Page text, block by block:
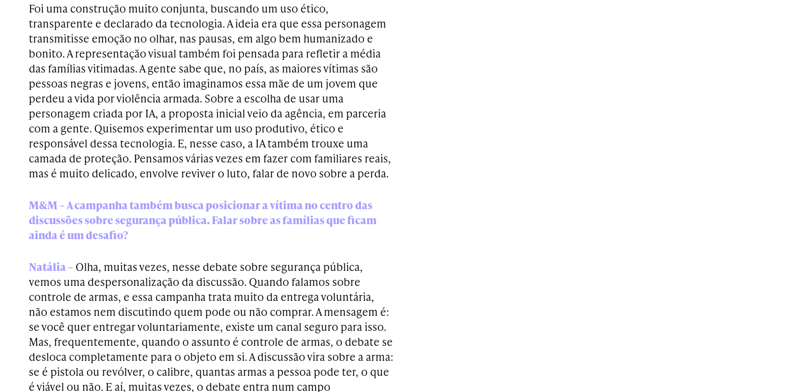
Foi uma construção muito conjunta, buscando um uso ético,
transparente e declarado da tecnologia. A ideia era que essa personagem
transmitisse emoção no olhar, nas pausas, em algo bem humanizado e
bonito. A representação visual também foi pensada para refletir a média
das famílias vitimadas. A gente sabe que, no país, as maiores vítimas são
pessoas negras e jovens, então imaginamos essa mãe de um jovem que
perdeu a vida por violência armada. Sobre a escolha de usar uma
personagem criada por IA, a proposta inicial veio da agência, em parceria
com a gente. Quisemos experimentar um uso produtivo, ético e
responsável dessa tecnologia. E, nesse caso, a IA também trouxe uma
camada de proteção. Pensamos várias vezes em fazer com familiares reais,
mas é muito delicado, envolve reviver o luto, falar de novo sobre a perda.
M&M – A campanha também busca posicionar a vítima no centro das
discussões sobre segurança pública. Falar sobre as famílias que ficam
ainda é um desafio?
Natália – Olha, muitas vezes, nesse debate sobre segurança pública,
vemos uma despersonalização da discussão. Quando falamos sobre
controle de armas, e essa campanha trata muito da entrega voluntária,
não estamos nem discutindo quem pode ou não comprar. A mensagem é:
se você quer entregar voluntariamente, existe um canal seguro para isso.
Mas, frequentemente, quando o assunto é controle de armas, o debate se
desloca completamente para o objeto em si. A discussão vira sobre a arma:
se é pistola ou revólver, o calibre, quantas armas a pessoa pode ter, o que
é viável ou não. E aí, muitas vezes, o debate entra num campo